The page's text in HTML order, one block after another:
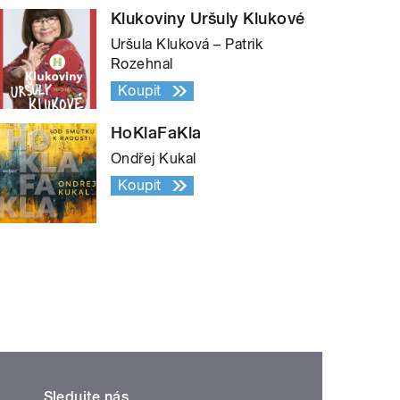
Klukoviny Uršuly Klukové
Uršula Kluková – Patrik
Rozehnal
Koupit
HoKlaFaKla
Ondřej Kukal
Koupit